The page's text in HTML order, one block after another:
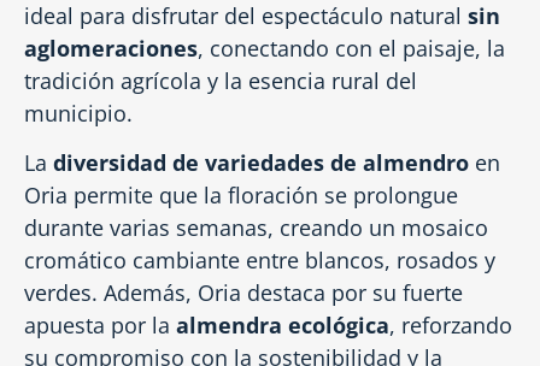
ideal para disfrutar del espectáculo natural sin
aglomeraciones, conectando con el paisaje, la
tradición agrícola y la esencia rural del
municipio.
La diversidad de variedades de almendro en
Oria permite que la floración se prolongue
durante varias semanas, creando un mosaico
cromático cambiante entre blancos, rosados y
verdes. Además, Oria destaca por su fuerte
apuesta por la almendra ecológica, reforzando
su compromiso con la sostenibilidad y la